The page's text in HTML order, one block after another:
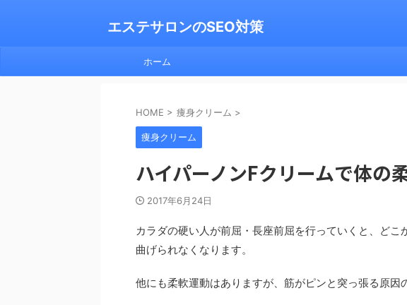
エステサロンのSEO対策
ホーム
HOME > 痩身クリーム >
痩身クリーム
ハイパーノンFクリームで体の
2017年6月24日
カラダの硬い人が前屈・長座前屈を行っていくと、ど
曲げられなくなります。
他にも柔軟運動はありますが、筋がピンと突っ張る原因